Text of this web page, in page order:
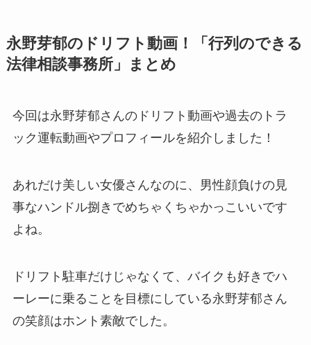
永野芽郁のドリフト動画！「行列のできる
法律相談事務所」まとめ
今回は永野芽郁さんのドリフト動画や過去のトラ
ック運転動画やプロフィールを紹介しました！
あれだけ美しい女優さんなのに、男性顔負けの見
事なハンドル捌きでめちゃくちゃかっこいいです
よね。
ドリフト駐車だけじゃなくて、バイクも好きでハ
ーレーに乗ることを目標にしている永野芽郁さん
の笑顔はホント素敵でした。